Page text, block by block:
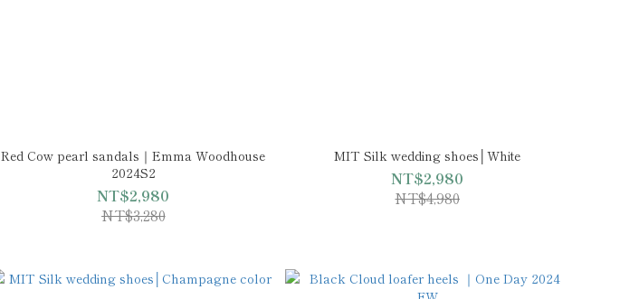
Red Cow pearl sandals｜Emma Woodhouse
2024S2
NT$2,980
NT$3,280
MIT Silk wedding shoes│White
NT$2,980
NT$4,980